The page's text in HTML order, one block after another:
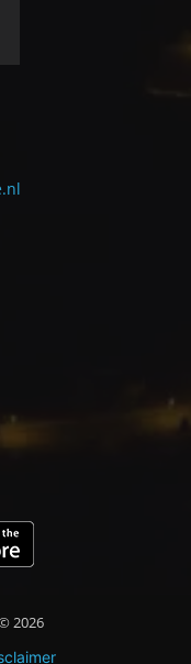
2026